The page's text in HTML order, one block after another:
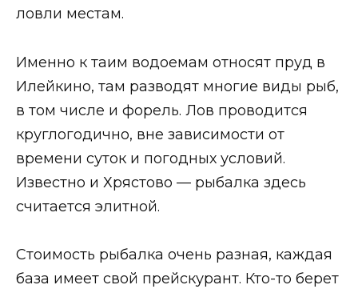
ловли местам.
Именно к таим водоемам относят пруд в
Илейкино, там разводят многие виды рыб,
в том числе и форель. Лов проводится
круглогодично, вне зависимости от
времени суток и погодных условий.
Известно и Хрястово — рыбалка здесь
считается элитной.
Стоимость рыбалка очень разная, каждая
база имеет свой прейскурант. Кто-то берет